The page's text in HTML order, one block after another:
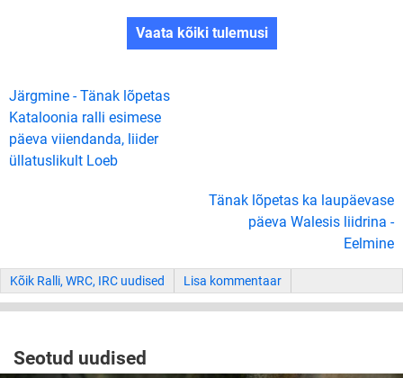
Vaata kõiki tulemusi
Järgmine - Tänak lõpetas
Kataloonia ralli esimese
päeva viiendanda, liider
üllatuslikult Loeb
Tänak lõpetas ka laupäevase
päeva Walesis liidrina -
Eelmine
Kõik Ralli, WRC, IRC uudised Lisa kommentaar
Seotud uudised